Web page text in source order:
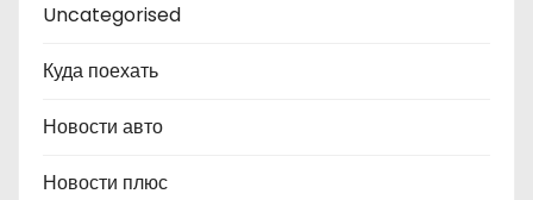
Uncategorised
Куда поехать
Новости авто
Новости плюс